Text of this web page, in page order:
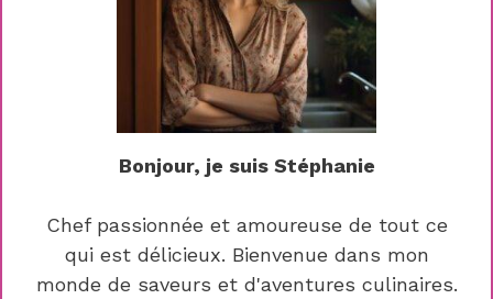
Bonjour, je suis Stéphanie
Chef passionnée et amoureuse de tout ce
qui est délicieux. Bienvenue dans mon
monde de saveurs et d'aventures culinaires.